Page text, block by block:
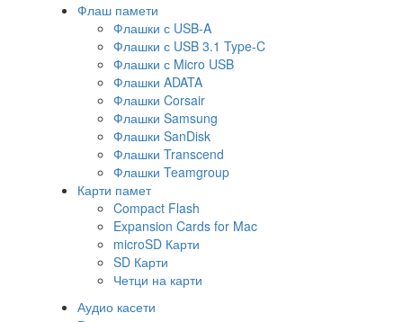
Флаш памети
Флашки с USB-A
Флашки с USB 3.1 Type-C
Флашки с Micro USB
Флашки ADATA
Флашки Corsair
Флашки Samsung
Флашки SanDisk
Флашки Transcend
Флашки Teamgroup
Карти памет
Compact Flash
Expansion Cards for Mac
microSD Карти
SD Карти
Четци на карти
Аудио касети